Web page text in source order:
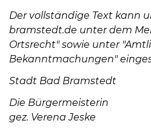
Uhr
Do
Der vollständige Text kann
bramstedt.de unter dem
Ortsrecht" sowie unter
Bekanntmachungen"
Stadt Bad Bramstedt
Die Bürgermeisterin
gez. Verena Jeske